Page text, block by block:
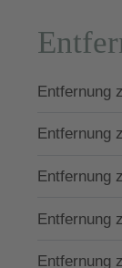
In der Nähe
darauf
Falasarna
Stätte.
der
Gut
Entfernung
Entfernung
Entfernung
Entfernung
Entfernung